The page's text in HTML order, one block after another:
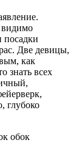
видимо
посадки
Две девицы,
как
знать всех
глубоко
обок